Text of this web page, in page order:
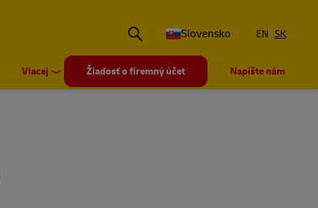
Slovensko
EN SK
Viacej Žiadosť o firemný účet Napíšte nám